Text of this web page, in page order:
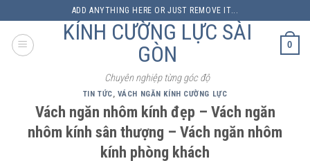
to
content
ADD ANYTHING HERE OR JUST REMOVE IT...
KÍNH CƯỜNG LỰC SÀI
GÒN
Chuyên nghiệp từng góc độ
0
TIN TỨC, VÁCH NGĂN KÍNH CƯỜNG LỰC
Vách ngăn nhôm kính đẹp – Vách ngăn
nhôm kính sân thượng – Vách ngăn nhôm
kính phòng khách